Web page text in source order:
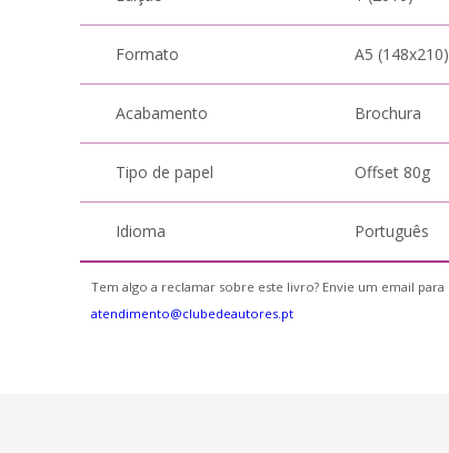
Formato A5 (148x210)
Acabamento Brochura
Tipo de papel Offset 80g
Idioma Português
Tem algo a reclamar sobre este livro? Envie um email para
atendimento@clubedeautores.pt